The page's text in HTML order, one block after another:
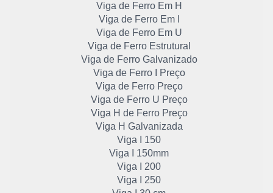
Viga de Ferro Em H
Viga de Ferro Em I
Viga de Ferro Em U
Viga de Ferro Estrutural
Viga de Ferro Galvanizado
Viga de Ferro I Preço
Viga de Ferro Preço
Viga de Ferro U Preço
Viga H de Ferro Preço
Viga H Galvanizada
Viga I 150
Viga I 150mm
Viga I 200
Viga I 250